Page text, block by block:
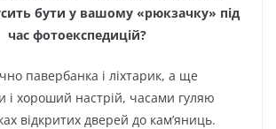
бути у вашому «рюкзачку» під
час фотоекспедицій?
павербанка і ліхтарик, а ще
і хороший настрій, часами гуляю
відкритих дверей до кам’яниць.